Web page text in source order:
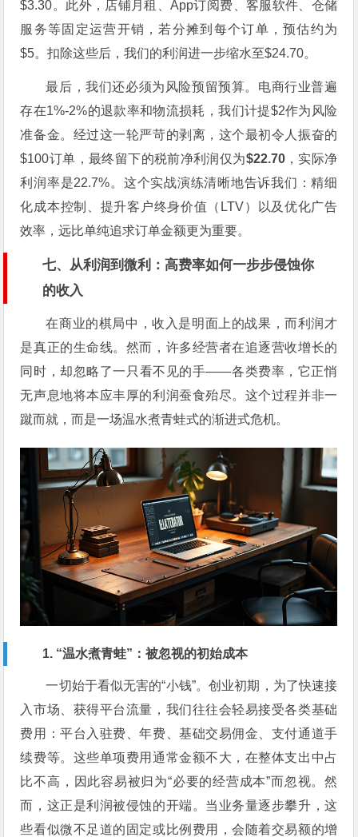
$3.30。此外，店铺月租、App订阅费、客服软件、仓储
服务等固定运营开销，若分摊到每个订单，预估约为
$5。扣除这些后，我们的利润进一步缩水至$24.70。
最后，我们还必须为风险预留预算。电商行业普遍
存在1%-2%的退款率和物流损耗，我们计提$2作为风险
准备金。经过这一轮严苛的剥离，这个最初令人振奋的
$100订单，最终留下的税前净利润仅为$22.70，实际净
利润率是22.7%。这个实战演练清晰地告诉我们：精细
化成本控制、提升客户终身价值（LTV）以及优化广告
效率，远比单纯追求订单金额更为重要。
七、从利润到微利：高费率如何一步步侵蚀你
的收入
在商业的棋局中，收入是明面上的战果，而利润才
是真正的生命线。然而，许多经营者在追逐营收增长的
同时，却忽略了一只看不见的手——各类费率，它正悄
无声息地将本应丰厚的利润蚕食殆尽。这个过程并非一
蹴而就，而是一场温水煮青蛙式的渐进式危机。
1. “温水煮青蛙”：被忽视的初始成本
一切始于看似无害的“小钱”。创业初期，为了快速接
入市场、获得平台流量，我们往往会轻易接受各类基础
费用：平台入驻费、年费、基础交易佣金、支付通道手
续费等。这些单项费用通常金额不大，在整体支出中占
比不高，因此容易被归为“必要的经营成本”而忽视。然
而，这正是利润被侵蚀的开端。当业务量逐步攀升，这
些看似微不足道的固定或比例费用，会随着交易额的增